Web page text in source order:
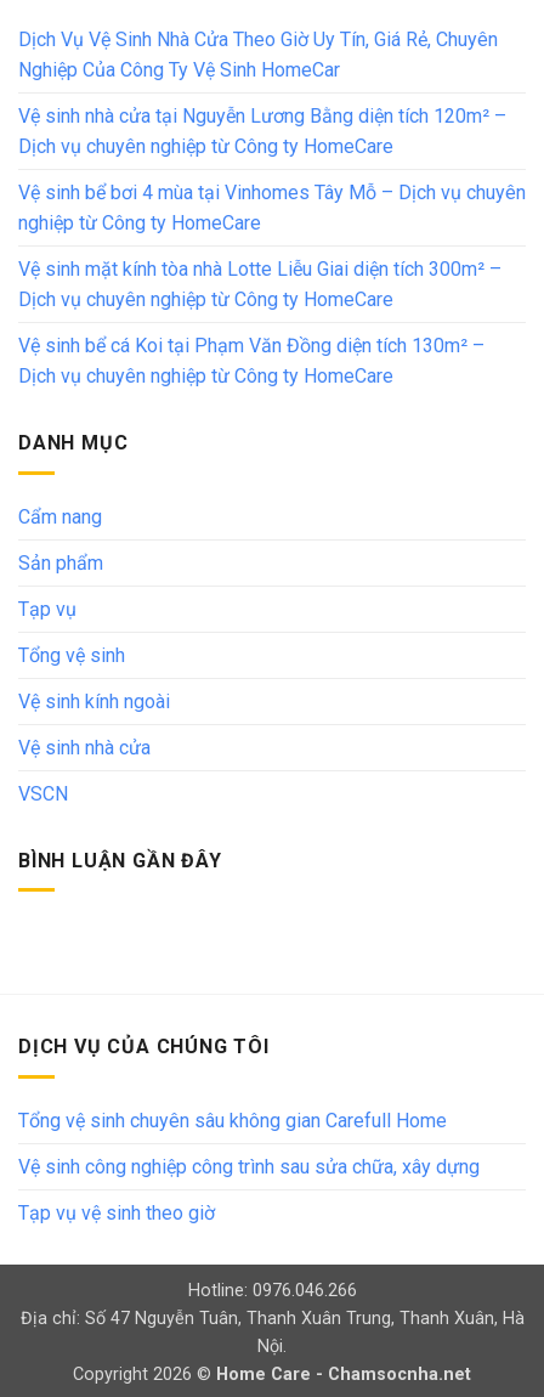
Dịch Vụ Vệ Sinh Nhà Cửa Theo Giờ Uy Tín, Giá Rẻ, Chuyên
Nghiệp Của Công Ty Vệ Sinh HomeCar
Vệ sinh nhà cửa tại Nguyễn Lương Bằng diện tích 120m² –
Dịch vụ chuyên nghiệp từ Công ty HomeCare
Vệ sinh bể bơi 4 mùa tại Vinhomes Tây Mỗ – Dịch vụ chuyên
nghiệp từ Công ty HomeCare
Vệ sinh mặt kính tòa nhà Lotte Liễu Giai diện tích 300m² –
Dịch vụ chuyên nghiệp từ Công ty HomeCare
Vệ sinh bể cá Koi tại Phạm Văn Đồng diện tích 130m² –
Dịch vụ chuyên nghiệp từ Công ty HomeCare
DANH MỤC
Cẩm nang
Sản phẩm
Tạp vụ
Tổng vệ sinh
Vệ sinh kính ngoài
Vệ sinh nhà cửa
VSCN
BÌNH LUẬN GẦN ĐÂY
DỊCH VỤ CỦA CHÚNG TÔI
Tổng vệ sinh chuyên sâu không gian Carefull Home
Vệ sinh công nghiệp công trình sau sửa chữa, xây dựng
Tạp vụ vệ sinh theo giờ
Hotline: 0976.046.266
Địa chỉ: Số 47 Nguyễn Tuân, Thanh Xuân Trung, Thanh Xuân, Hà
Nội.
Copyright 2026 © Home Care - Chamsocnha.net